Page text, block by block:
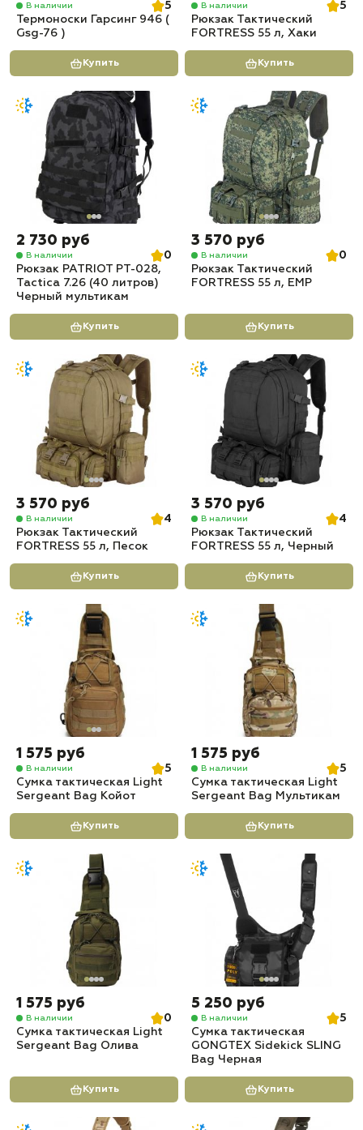
В наличии
5
Термоноски Гарсинг 946 (
Gsg-76 )
Купить
В наличии
5
Рюкзак Тактический
FORTRESS 55 л, Хаки
Купить
2 730 руб
В наличии
0
Рюкзак PATRIOT РТ-028,
Tactica 7.26 (40 литров)
Черный мультикам
Купить
3 570 руб
В наличии
0
Рюкзак Тактический
FORTRESS 55 л, ЕМР
Купить
3 570 руб
В наличии
4
Рюкзак Тактический
FORTRESS 55 л, Песок
Купить
3 570 руб
В наличии
4
Рюкзак Тактический
FORTRESS 55 л, Черный
Купить
1 575 руб
В наличии
5
Сумка тактическая Light
Sergeant Bag Койот
Купить
1 575 руб
В наличии
5
Сумка тактическая Light
Sergeant Bag Мультикам
Купить
1 575 руб
В наличии
0
Сумка тактическая Light
Sergeant Bag Олива
Купить
5 250 руб
В наличии
5
Сумка тактическая
GONGTEX Sidekick SLING
Bag Черная
Купить